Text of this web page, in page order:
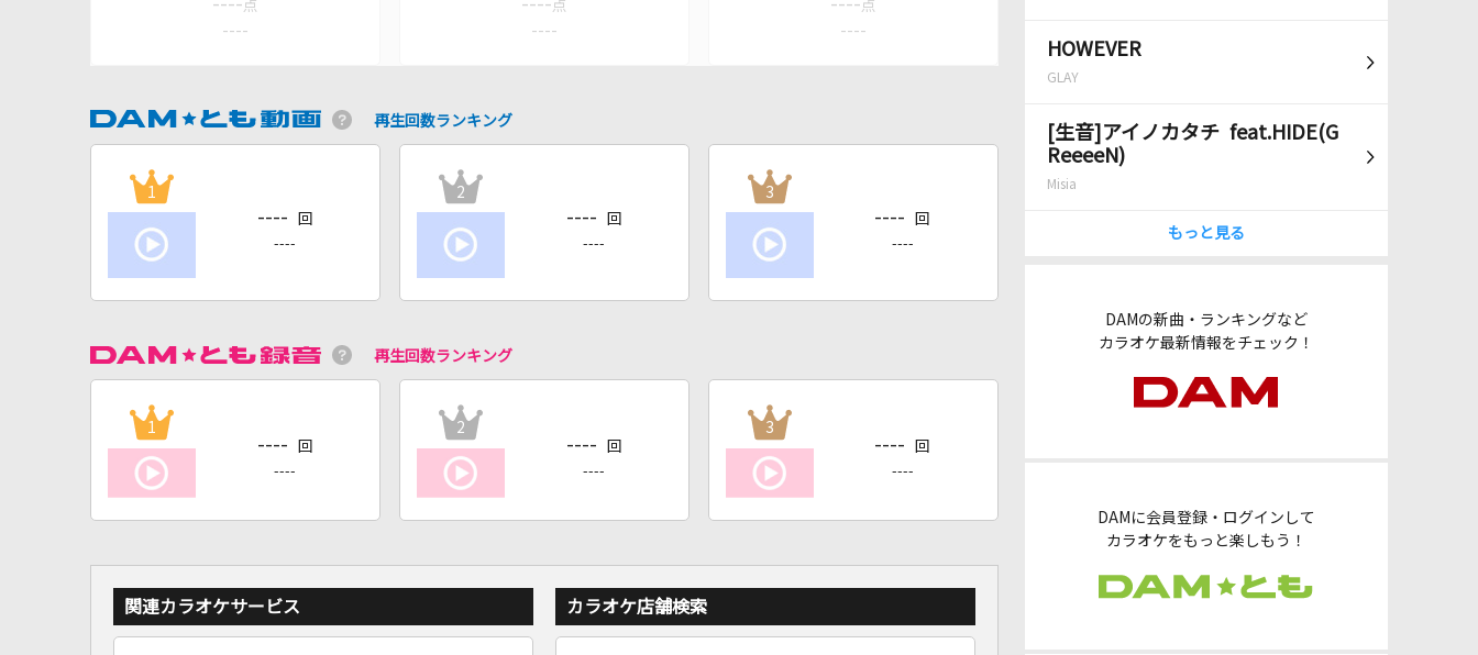
HOWEVER
GLAY
[生音]アイノカタチ feat.HIDE(G
ReeeeN)
Misia
もっと見る
DAMの新曲・ランキングなど
カラオケ最新情報をチェック！
DAMに会員登録・ログインして
カラオケをもっと楽しもう！
点
----
点
----
点
----
再生回数ランキング
1
---- 回
----
2
---- 回
----
3
---- 回
----
再生回数ランキング
1
---- 回
----
2
---- 回
----
3
---- 回
----
関連カラオケサービス カラオケ店舗検索